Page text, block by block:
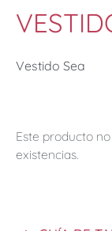
Vestido Sea
Este producto
existencias.